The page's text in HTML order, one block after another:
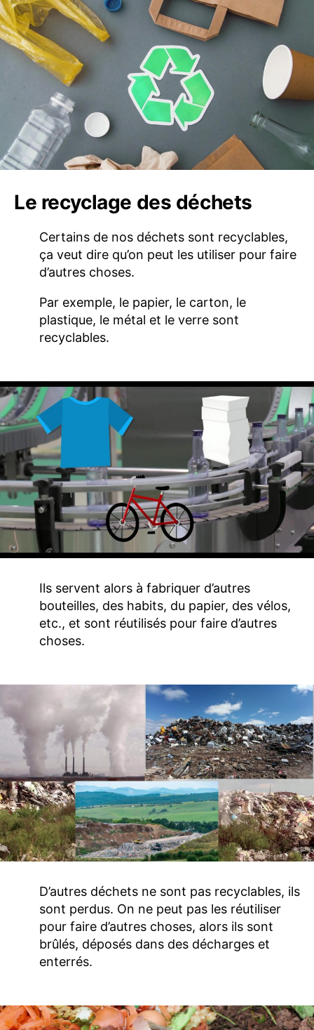
Le recyclage des déchets
Certains de nos déchets sont recyclables,
ça veut dire qu’on peut les utiliser pour faire
d’autres choses.
Par exemple, le papier, le carton, le
plastique, le métal et le verre sont
recyclables.
Ils servent alors à fabriquer d’autres
bouteilles, des habits, du papier, des vélos,
etc., et sont réutilisés pour faire d’autres
choses.
D’autres déchets ne sont pas recyclables, ils
sont perdus. On ne peut pas les réutiliser
pour faire d’autres choses, alors ils sont
brûlés, déposés dans des décharges et
enterrés.